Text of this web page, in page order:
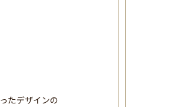
たデザインの